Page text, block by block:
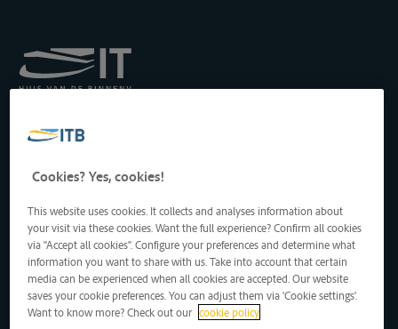
Transport par Batellerie
Drukpersstraat 19
1000 Bruxelles, Belgique
Tél: +32 2 217 09 67
http://www.itb-info.be
itb-info@itb-info.be
Cookies? Yes, cookies!
This website uses cookies. It collects and analyses information about
your visit via these cookies. Want the full experience? Confirm all cookies
via "Accept all cookies". Configure your preferences and determine what
information you want to share with us. Take into account that certain
media can be experienced when all cookies are accepted. Our website
saves your cookie preferences. You can adjust them via 'Cookie settings'.
Want to know more? Check out our cookie policy